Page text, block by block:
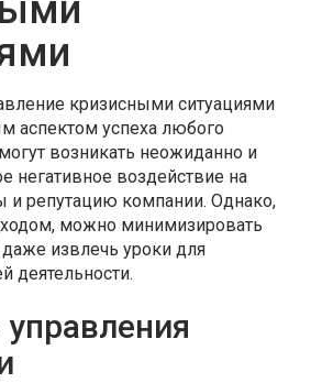
кризисными ситуациями
аспектом успеха любого
возникать неожиданно и
негативное воздействие на
и репутацию компании. Однако,
можно минимизировать
извлечь уроки для
деятельности.